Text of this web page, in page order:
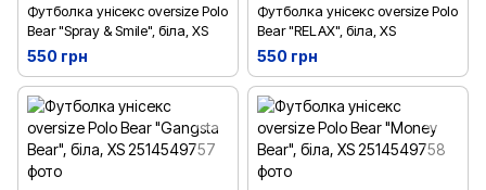
Футболка унісекс oversize Polo
Bear "Spray & Smile", біла, XS
550 грн
Футболка унісекс oversize Polo
Bear "RELAX", біла, XS
550 грн